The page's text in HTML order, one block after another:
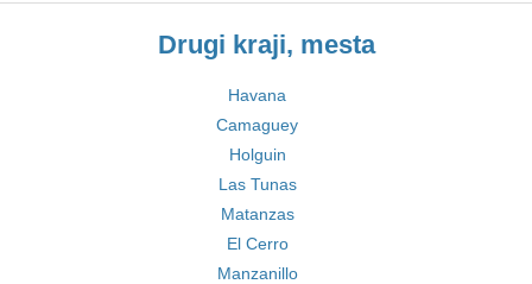
Drugi kraji, mesta
Havana
Camaguey
Holguin
Las Tunas
Matanzas
El Cerro
Manzanillo